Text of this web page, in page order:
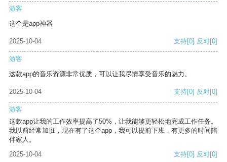
游客
这个是app神器
2025-10-04 支持[0] 反对[0]
游客
这款app的音乐资源非常优质，可以让我尽情享受音乐的魅力。
2025-10-04 支持[0] 反对[0]
游客
这款app让我的工作效率提高了50%，让我能够更轻松地完成工作任务。
我以前经常加班，现在有了这个app，我可以提前下班，有更多的时间陪
伴家人。
2025-10-04
支持[0] 反对[0]